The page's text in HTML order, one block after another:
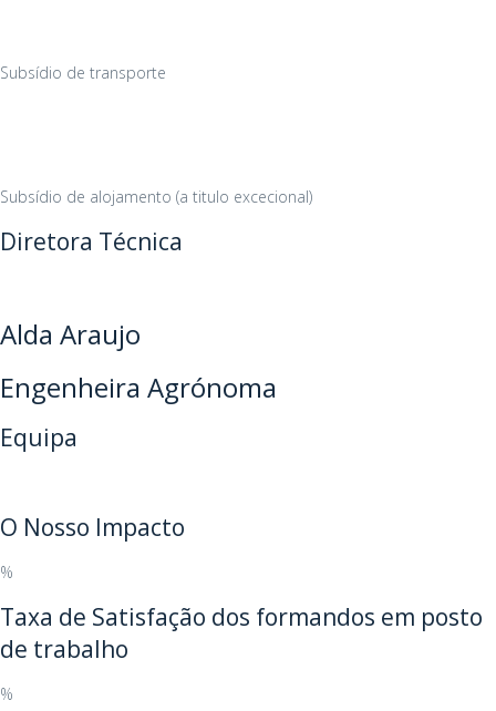
Subsídio de transporte
Subsídio de alojamento (a titulo excecional)
Diretora Técnica
Alda Araujo
Engenheira Agrónoma
Equipa
O Nosso Impacto
%
Taxa de Satisfação dos formandos em posto
de trabalho
%